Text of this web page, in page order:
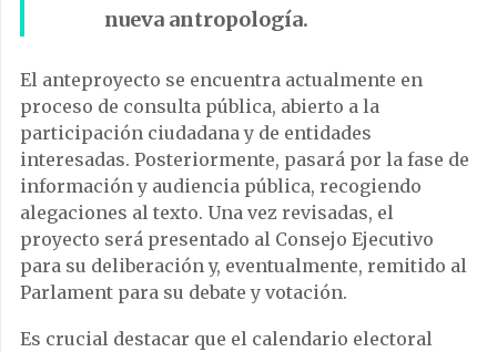
nueva antropología.
El anteproyecto se encuentra actualmente en
proceso de consulta pública, abierto a la
participación ciudadana y de entidades
interesadas. Posteriormente, pasará por la fase de
información y audiencia pública, recogiendo
alegaciones al texto. Una vez revisadas, el
proyecto será presentado al Consejo Ejecutivo
para su deliberación y, eventualmente, remitido al
Parlament para su debate y votación.
Es crucial destacar que el calendario electoral